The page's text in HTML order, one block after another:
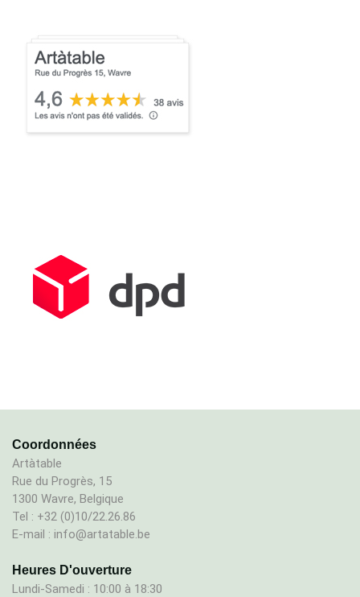
Coordonnées
Artàtable
Rue du Progrès, 15
1300 Wavre, Belgique
Tel : +32 (0)10/22.26.86
E-mail : info@artatable.be
Heures D'ouverture
Lundi-Samedi : 10:00 à 18:30